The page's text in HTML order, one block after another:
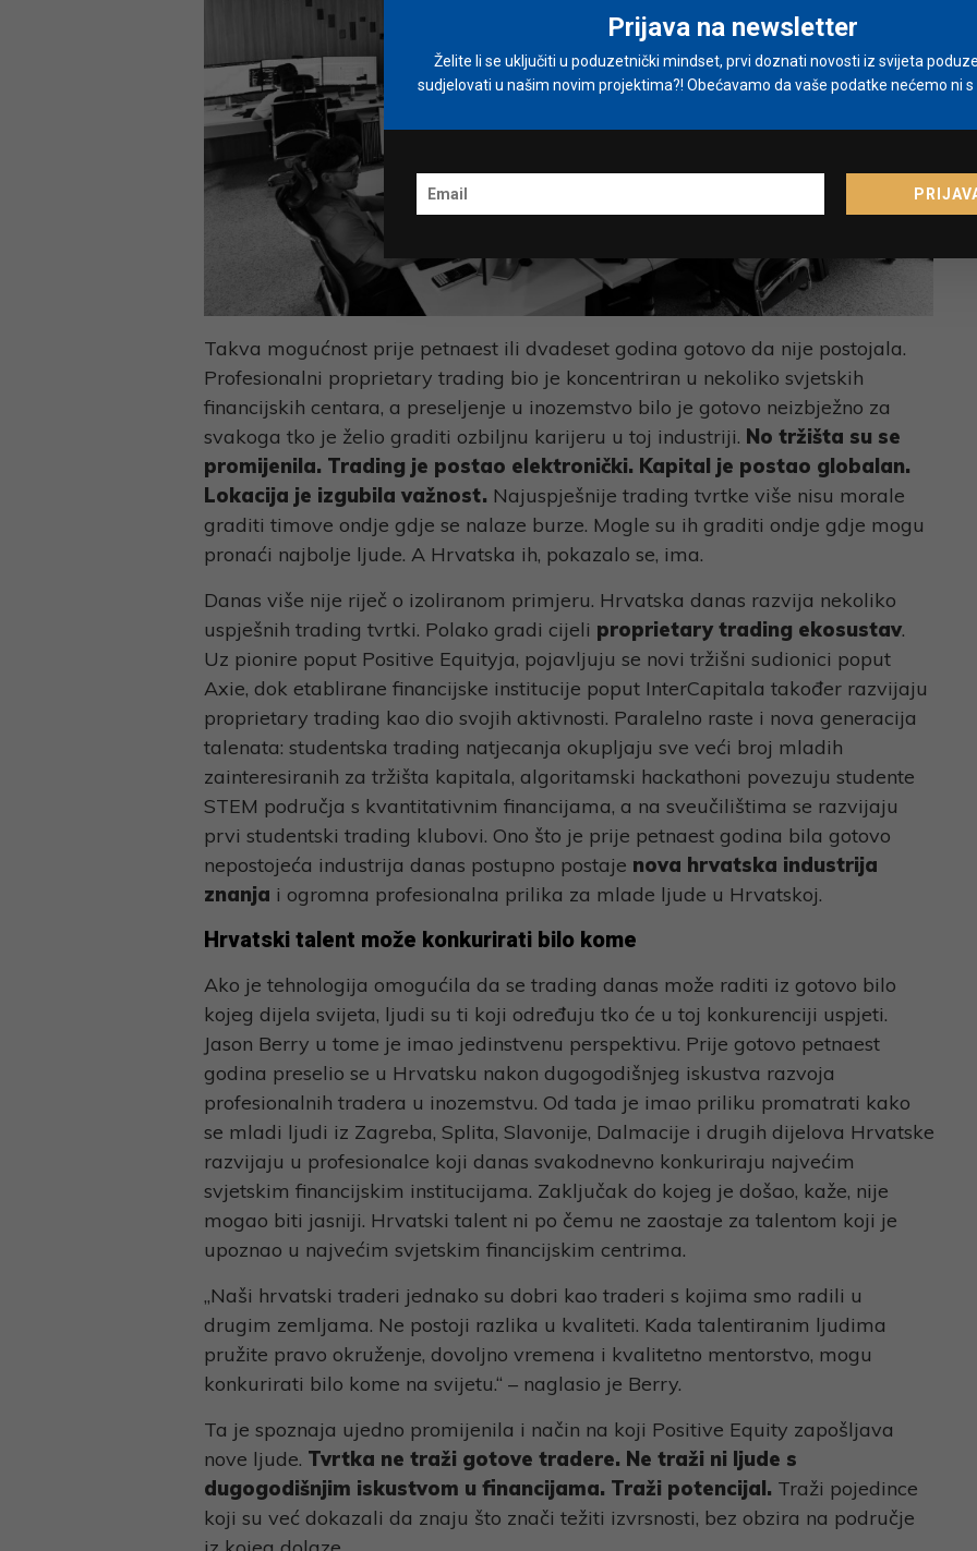
Takva mogućnost prije petnaest ili dvadeset godina gotovo da nije postojala.
Profesionalni proprietary trading bio je koncentriran u nekoliko svjetskih
financijskih centara, a preseljenje u inozemstvo bilo je gotovo neizbježno za
svakoga tko je želio graditi ozbiljnu karijeru u toj industriji. No tržišta su se
promijenila. Trading je postao elektronički. Kapital je postao globalan.
Lokacija je izgubila važnost. Najuspješnije trading tvrtke više nisu morale
graditi timove ondje gdje se nalaze burze. Mogle su ih graditi ondje gdje mogu
pronaći najbolje ljude. A Hrvatska ih, pokazalo se, ima.
Danas više nije riječ o izoliranom primjeru. Hrvatska danas razvija nekoliko
uspješnih trading tvrtki. Polako gradi cijeli proprietary trading ekosustav.
Uz pionire poput Positive Equityja, pojavljuju se novi tržišni sudionici poput
Axie, dok etablirane financijske institucije poput InterCapitala također razvijaju
proprietary trading kao dio svojih aktivnosti. Paralelno raste i nova generacija
talenata: studentska trading natjecanja okupljaju sve veći broj mladih
zainteresiranih za tržišta kapitala, algoritamski hackathoni povezuju studente
STEM područja s kvantitativnim financijama, a na sveučilištima se razvijaju
prvi studentski trading klubovi. Ono što je prije petnaest godina bila gotovo
nepostojeća industrija danas postupno postaje nova hrvatska industrija
znanja i ogromna profesionalna prilika za mlade ljude u Hrvatskoj.
Hrvatski talent može konkurirati bilo kome
Ako je tehnologija omogućila da se trading danas može raditi iz gotovo bilo
kojeg dijela svijeta, ljudi su ti koji određuju tko će u toj konkurenciji uspjeti.
Jason Berry u tome je imao jedinstvenu perspektivu. Prije gotovo petnaest
godina preselio se u Hrvatsku nakon dugogodišnjeg iskustva razvoja
profesionalnih tradera u inozemstvu. Od tada je imao priliku promatrati kako
se mladi ljudi iz Zagreba, Splita, Slavonije, Dalmacije i drugih dijelova Hrvatske
razvijaju u profesionalce koji danas svakodnevno konkuriraju najvećim
svjetskim financijskim institucijama. Zaključak do kojeg je došao, kaže, nije
mogao biti jasniji. Hrvatski talent ni po čemu ne zaostaje za talentom koji je
upoznao u najvećim svjetskim financijskim centrima.
„Naši hrvatski traderi jednako su dobri kao traderi s kojima smo radili u
drugim zemljama. Ne postoji razlika u kvaliteti. Kada talentiranim ljudima
pružite pravo okruženje, dovoljno vremena i kvalitetno mentorstvo, mogu
konkurirati bilo kome na svijetu.“ – naglasio je Berry.
Ta je spoznaja ujedno promijenila i način na koji Positive Equity zapošljava
nove ljude. Tvrtka ne traži gotove tradere. Ne traži ni ljude s
dugogodišnjim iskustvom u financijama. Traži potencijal. Traži pojedince
koji su već dokazali da znaju što znači težiti izvrsnosti, bez obzira na područje
Prijava na newsletter
Želite li se uključiti u poduzetnički mindset, prvi doznati novosti iz svijeta
sudjelovati u našim novim projektima?! Obećavamo da vaše podatke nećemo ni